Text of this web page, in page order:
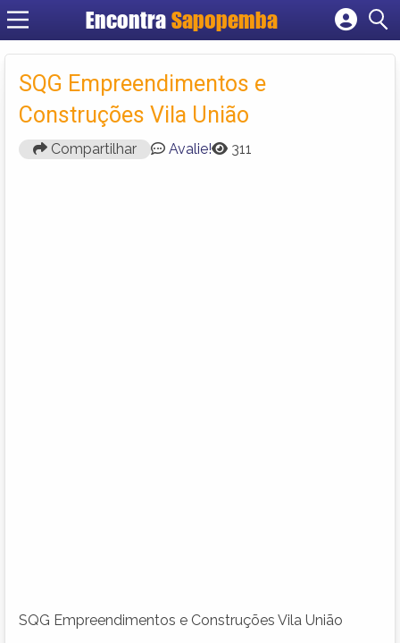
Encontra Sapopemba
Cadastrar empresa
Criar conta
SQG Empreendimentos e
Construções Vila União
Compartilhar Avalie! 311
SQG Empreendimentos e Construções Vila União